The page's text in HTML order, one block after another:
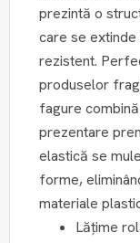
prezintă o
care se
rezistent.
produselor
fagure
prezentare
elastică se
forme,
materiale
Lățime